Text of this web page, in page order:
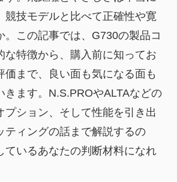
競技モデルと比べて正確性や寛
。この記事では、G730の製品コ
な特徴から、購入前に知ってお
価まで、良い面も気になる面も
きます。N.S.PROやALTAなどの
プション、そして性能を引き出
ティングの話まで解説するの
ているあなたの判断材料になれ